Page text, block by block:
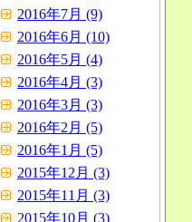
2016年7月 (9)
2016年6月 (10)
2016年5月 (4)
2016年4月 (3)
2016年3月 (3)
2016年2月 (5)
2016年1月 (5)
2015年12月 (3)
2015年11月 (3)
2015年10月 (3)